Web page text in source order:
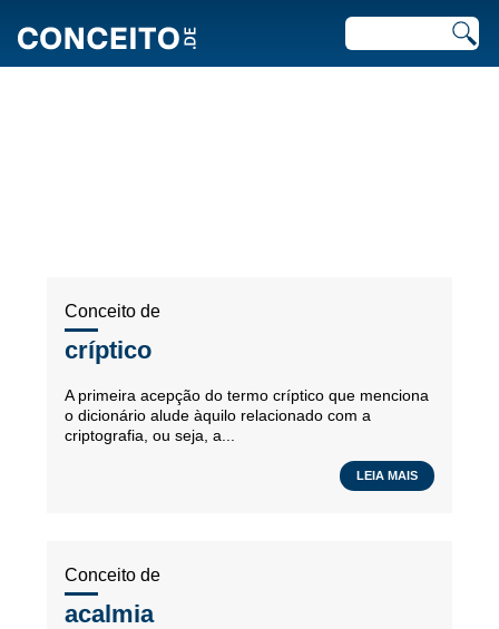
Conceito de
críptico
A primeira acepção do termo críptico que menciona
o dicionário alude àquilo relacionado com a
criptografia, ou seja, a...
LEIA MAIS
Conceito de
acalmia